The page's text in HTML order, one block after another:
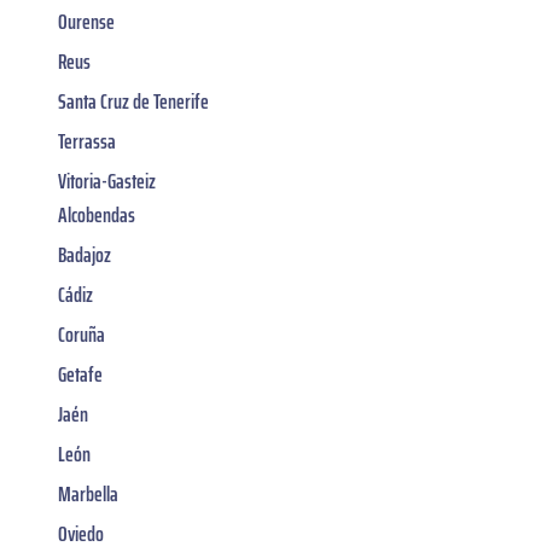
Ourense
Reus
Santa Cruz de Tenerife
Terrassa
Vitoria-Gasteiz
Alcobendas
Badajoz
Cádiz
Coruña
Getafe
Jaén
León
Marbella
Oviedo